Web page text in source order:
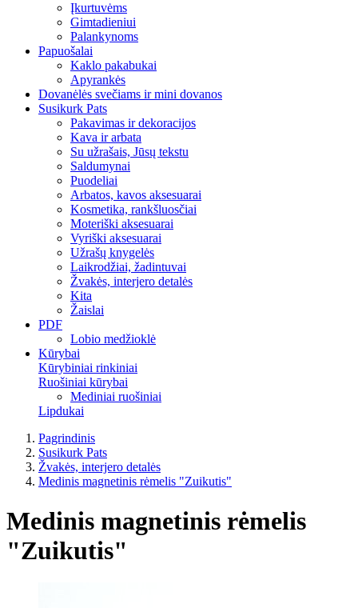
Įkurtuvėms
Gimtadieniui
Palankynoms
Papuošalai
Kaklo pakabukai
Apyrankės
Dovanėlės svečiams ir mini dovanos
Susikurk Pats
Pakavimas ir dekoracijos
Kava ir arbata
Su užrašais, Jūsų tekstu
Saldumynai
Puodeliai
Arbatos, kavos aksesuarai
Kosmetika, rankšluosčiai
Moteriški aksesuarai
Vyriški aksesuarai
Užrašų knygelės
Laikrodžiai, žadintuvai
Žvakės, interjero detalės
Kita
Žaislai
PDF
Lobio medžioklė
Kūrybai
Kūrybiniai rinkiniai
Ruošiniai kūrybai
Mediniai ruošiniai
Lipdukai
Pagrindinis
Susikurk Pats
Žvakės, interjero detalės
Medinis magnetinis rėmelis "Zuikutis"
Medinis magnetinis rėmelis
"Zuikutis"